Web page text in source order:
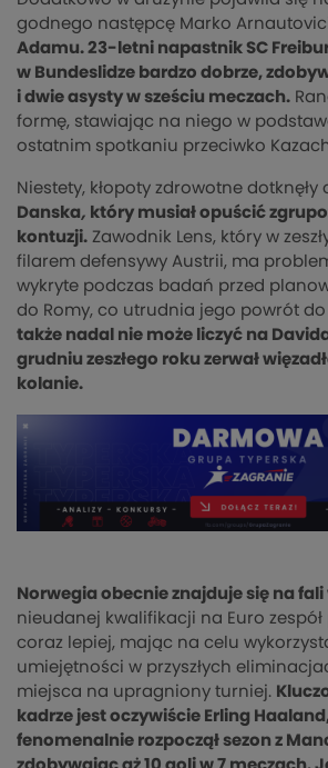
godnego następcę Marko
Adamu. 23-letni napastnik SC
w Bundeslidze bardzo dobrze,
i dwie asysty w sześciu meczach.
formę, stawiając na niego w
ostatnim spotkaniu przeciwko
Niestety, kłopoty zdrowotne dotknęły
Danska, który musiał opuścić
kontuzji. Zawodnik Lens, który w
filarem defensywy Austrii, ma
wykryte podczas badań przed
do Romy, co utrudnia jego powrót
także nadal nie może liczyć na
grudniu zeszłego roku zerwał
kolanie.
Norwegia obecnie znajduje się na fali
nieudanej kwalifikacji na Euro zespół
coraz lepiej, mając na celu
umiejętności w przyszłych
miejsca na upragniony turniej.
kadrze jest oczywiście Erling
fenomenalnie rozpoczął sezon z